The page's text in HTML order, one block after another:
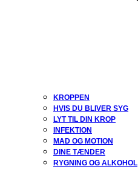
KROPPEN
HVIS DU BLIVER SYG
LYT TIL DIN KROP
INFEKTION
MAD OG MOTION
DINE TÆNDER
RYGNING OG ALKOHOL